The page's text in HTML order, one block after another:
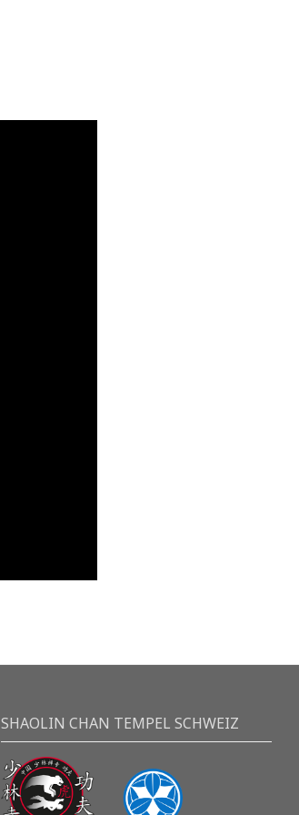
SHAOLIN CHAN TEMPEL SCHWEIZ